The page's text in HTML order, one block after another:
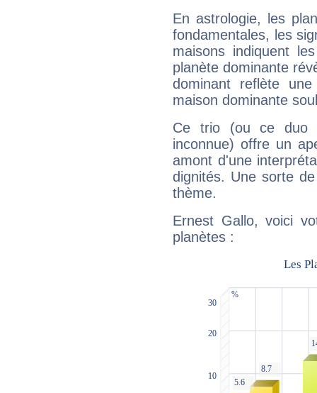
En astrologie, les
fondamentales, les
maisons indiquent
planète dominante
dominant reflète
maison dominante
Ce trio (ou ce duo
inconnue) offre un
amont d'une
dignités. Une sorte
thème.
Ernest Gallo, voici
planètes :